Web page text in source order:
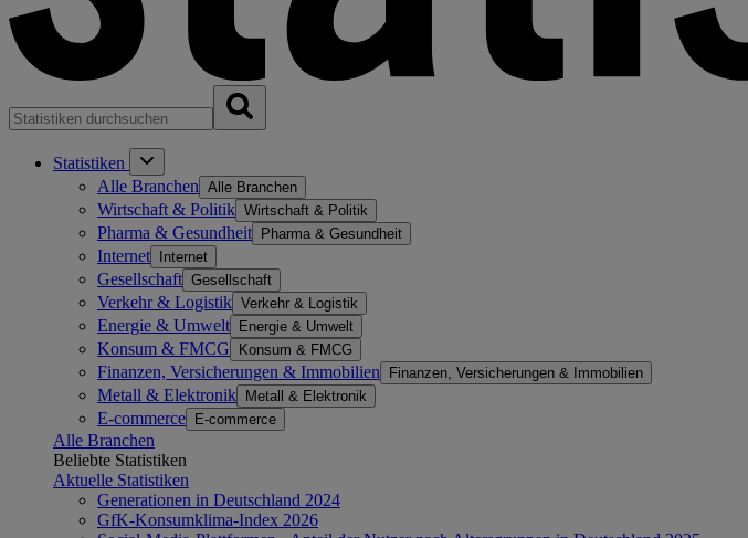
Statistiken
Alle Branchen Alle Branchen
Wirtschaft & Politik Wirtschaft & Politik
Pharma & Gesundheit Pharma & Gesundheit
Internet Internet
Gesellschaft Gesellschaft
Verkehr & Logistik Verkehr & Logistik
Energie & Umwelt Energie & Umwelt
Konsum & FMCG Konsum & FMCG
Finanzen, Versicherungen & Immobilien Finanzen, Versicherungen & Immobilien
Metall & Elektronik Metall & Elektronik
E-commerce E-commerce
Alle Branchen
Beliebte Statistiken
Aktuelle Statistiken
Generationen in Deutschland 2024
GfK-Konsumklima-Index 2026